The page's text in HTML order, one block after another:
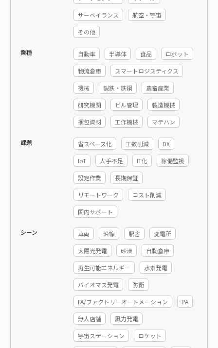
サーベイランス 航空・宇宙
その他
業種 自動車 半導体 食品 ロボット
物流倉庫 スマートロジスティクス
機械 製鉄・鉄鋼 農畜産業
研究機関 ビル管理 製造機械
梱包資材 工作機械 マテハン
課題 省スペース化 工数削減 DX
IoT 人手不足 IT化 稼働監視
設定作業 長期保証
リモートワーク コスト削減
国内サポート
シーン 車両 沿線 駅舎 変電所
太陽光発電 砂漠 自動倉庫
再生可能エネルギー 水素発電
バイオマス発電 防衛
FA/ファクトリーオートメーション PA
無人店舗 風力発電
宇宙ステーション ロケット